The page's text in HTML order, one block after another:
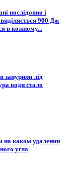
послідовно і
900 Дж
в кожному...
занурили лід
води стало
на каком удалении
угла